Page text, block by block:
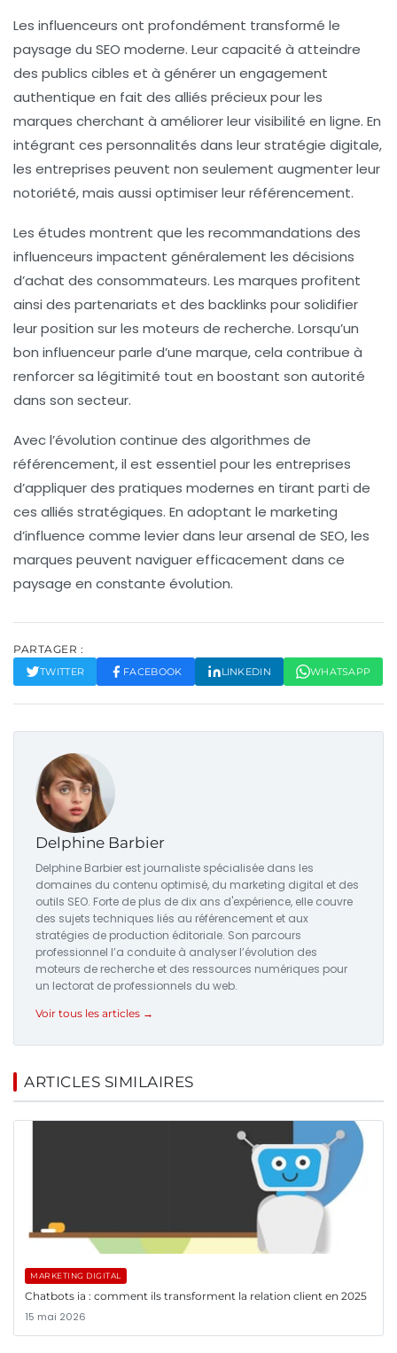
Les influenceurs ont profondément transformé le
paysage du SEO moderne. Leur capacité à atteindre
des publics cibles et à générer un engagement
authentique en fait des alliés précieux pour les
marques cherchant à améliorer leurvisibilité en ligne. En
intégrant ces personnalités dans leurstratégie digitale,
les entreprises peuvent non seulement augmenter leur
notoriété, mais aussi optimiser leurréférencement.
Les études montrent que les recommandations des
influenceurs impactent généralement les décisions
d’achat des consommateurs. Les marques profitent
ainsi des partenariats et des backlinks pour solidifier
leur position sur les moteurs de recherche. Lorsqu’un
bon influenceur parle d’une marque, cela contribue à
renforcer sa légitimité tout en boostant son autorité
dans son secteur.
Avec l’évolution continue des algorithmes de
référencement, il est essentiel pour les entreprises
d’appliquer des pratiques modernes en tirant parti de
ces alliés stratégiques. En adoptant le marketing
d’influence comme levier dans leur arsenal de SEO, les
marques peuvent naviguer efficacement dans ce
paysage en constante évolution.
PARTAGER :
TWITTER FACEBOOK LINKEDIN WHATSAPP
Delphine Barbier
Delphine Barbier est journaliste spécialisée dans les
domaines du contenu optimisé, du marketing digital et des
outils SEO. Forte de plus de dix ans d'expérience, elle couvre
des sujets techniques liés au référencement et aux
stratégies de production éditoriale. Son parcours
professionnel l’a conduite à analyser l’évolution des
moteurs de recherche et des ressources numériques pour
un lectorat de professionnels du web.
Voir tous les articles →
ARTICLES SIMILAIRES
MARKETING DIGITAL
Chatbots ia : comment ils transforment la relation client en 2025
15 mai 2026